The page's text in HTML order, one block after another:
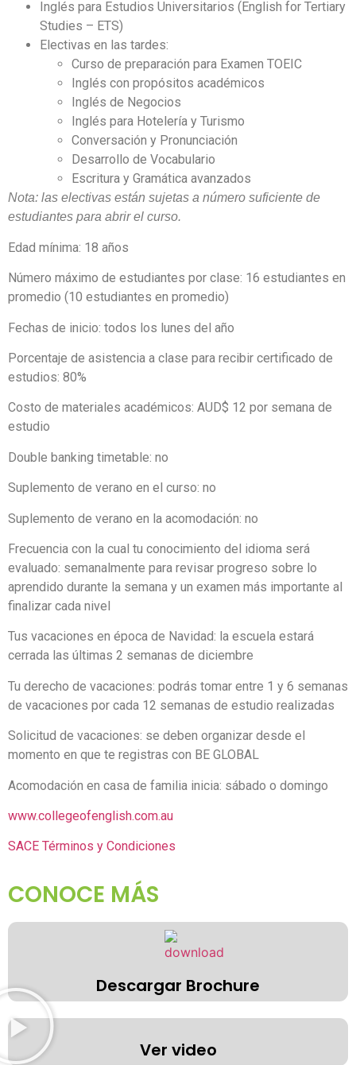
Inglés para Estudios Universitarios (English for Tertiary
Studies – ETS)
Electivas en las tardes:
Curso de preparación para Examen TOEIC
Inglés con propósitos académicos
Inglés de Negocios
Inglés para Hotelería y Turismo
Conversación y Pronunciación
Desarrollo de Vocabulario
Escritura y Gramática avanzados
Nota: las electivas están sujetas a número suficiente de
estudiantes para abrir el curso.
Edad mínima: 18 años
Número máximo de estudiantes por clase: 16 estudiantes en
promedio (10 estudiantes en promedio)
Fechas de inicio: todos los lunes del año
Porcentaje de asistencia a clase para recibir certificado de
estudios: 80%
Costo de materiales académicos: AUD$ 12 por semana de
estudio
Double banking timetable: no
Suplemento de verano en el curso: no
Suplemento de verano en la acomodación: no
Frecuencia con la cual tu conocimiento del idioma será
evaluado: semanalmente para revisar progreso sobre lo
aprendido durante la semana y un examen más importante al
finalizar cada nivel
Tus vacaciones en época de Navidad: la escuela estará
cerrada las últimas 2 semanas de diciembre
Tu derecho de vacaciones: podrás tomar entre 1 y 6 semanas
de vacaciones por cada 12 semanas de estudio realizadas
Solicitud de vacaciones: se deben organizar desde el
momento en que te registras con BE GLOBAL
Acomodación en casa de familia inicia: sábado o domingo
www.collegeofenglish.com.au
SACE Términos y Condiciones
CONOCE MÁS
Descargar Brochure
Ver video